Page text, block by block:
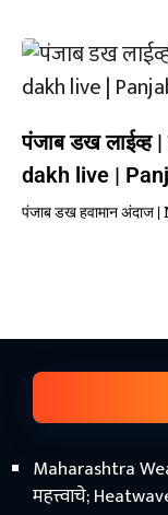
पंजाब डख लाईव्ह
dakh live |
पंजाब डख हवामान अंदाज
Maharashtra
महत्त्वाचे;